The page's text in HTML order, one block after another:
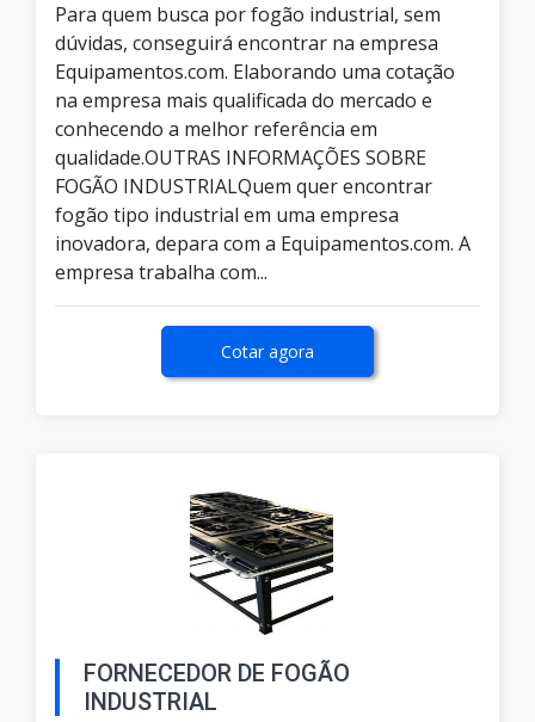
Para quem busca por fogão industrial, sem
dúvidas, conseguirá encontrar na empresa
Equipamentos.com. Elaborando uma cotação
na empresa mais qualificada do mercado e
conhecendo a melhor referência em
qualidade.OUTRAS INFORMAÇÕES SOBRE
FOGÃO INDUSTRIALQuem quer encontrar
fogão tipo industrial em uma empresa
inovadora, depara com a Equipamentos.com. A
empresa trabalha com...
Cotar agora
FORNECEDOR DE FOGÃO
INDUSTRIAL